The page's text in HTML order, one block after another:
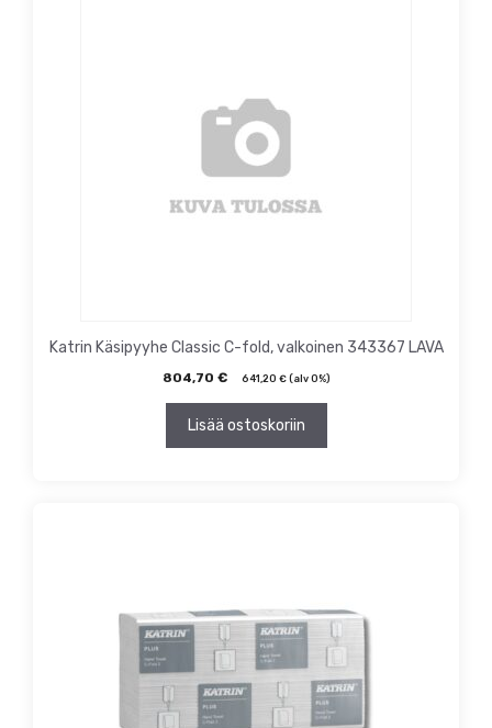
Katrin Käsipyyhe Classic C-fold, valkoinen 343367 LAVA
804,70 € 641,20 €(alv 0%)
Lisää ostoskoriin